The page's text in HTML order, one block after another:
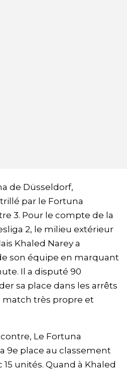
de Düsseldorf,
par le Fortuna
3. Pour le compte de la
2, le milieu extérieur
Khaled Narey a
son équipe en marquant
Il a disputé 90
sa place dans les arrêts
match très propre et
Le Fortuna
9e place au classement
unités. Quand à Khaled